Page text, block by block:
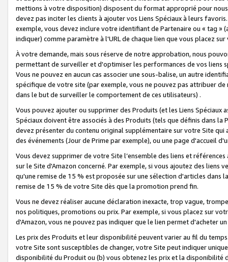
mettions à votre disposition) disposent du format approprié pour
devez pas inciter les clients à ajouter vos Liens Spéciaux à leurs
exemple, vous devez inclure votre identifiant de Partenaire ou « tag
indiquer) comme paramètre à l'URL de chaque lien que vous placez
À votre demande, mais sous réserve de notre approbation, nous
permettant de surveiller et d'optimiser les performances de vos liens
Vous ne pouvez en aucun cas associer une sous-balise, un autre
spécifique de votre site (par exemple, vous ne pouvez pas attribuer
dans le but de surveiller le comportement de ces utilisateurs) .
Vous pouvez ajouter ou supprimer des Produits (et les Liens
Spéciaux doivent être associés à des Produits (tels que définis dans
devez présenter du contenu original supplémentaire sur votre Site qui
des événements (Jour de Prime par exemple), ou une page d'accueil
Vous devez supprimer de votre Site l’ensemble des liens et
sur le Site d'Amazon concerné. Par exemple, si vous ajoutez des
qu'une remise de 15 % est proposée sur une sélection d'articles
remise de 15 % de votre Site dès que la promotion prend fin.
Vous ne devez réaliser aucune déclaration inexacte, trop vague,
nos politiques, promotions ou prix. Par exemple, si vous placez sur
d'Amazon, vous ne pouvez pas indiquer que le lien permet d'acheter
Les prix des Produits et leur disponibilité peuvent varier au fil du
votre Site sont susceptibles de changer, votre Site peut indiquer
disponibilité du Produit ou (b) vous obtenez les prix et la disponibilité